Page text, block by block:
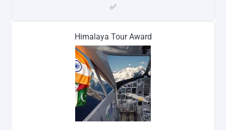
✅
Himalaya Tour Award